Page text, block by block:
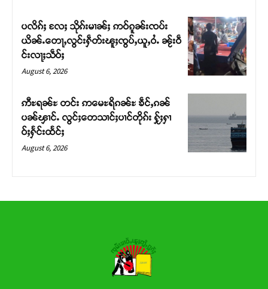
Donate Now
ပလိၵ်ႈ လႄႈ သိုၵ်းမၢၼ်ႈ ဢဝ်ၵူၼ်းၸပ်း
ယိၼ်ႉတေႃႇလွင်းႁဵတ်းၽူႈၸွပ်ႇယူႇဝႆႉ ၼႂ်းဝဵ
င်းလႃႈသဵဝ်ႈ
August 6, 2026
ဢီႊရၼ်ႊ တင်း ဢမေႊရိၵၼ်ႊ ၶဵင်ႇၵၼ်
ပၼ်ၾၢင်ႉ လွင်ႈတေသၢင်ႈပၢင်တိုၵ်း ႁႂ်ႈႁၢ
ဝ်ႈႁႅင်းထႅင်ႈ
August 6, 2026